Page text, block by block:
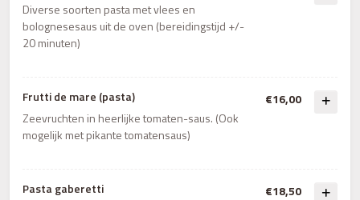
Diverse soorten pasta met vlees en
bolognesesaus uit de oven (bereidingstijd +/-
20 minuten)
Frutti de mare (pasta)
Zeevruchten in heerlijke tomaten-saus. (Ook
mogelijk met pikante tomatensaus)
€16,00
Pasta gaberetti €18,50